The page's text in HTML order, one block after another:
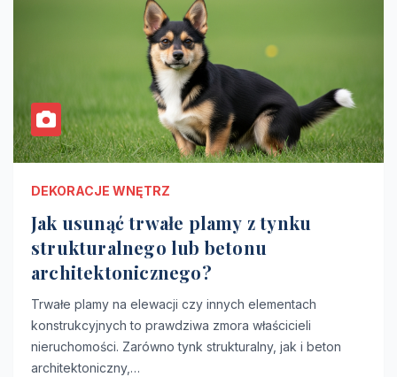
DEKORACJE WNĘTRZ
Jak usunąć trwałe plamy z tynku
strukturalnego lub betonu
architektonicznego?
Trwałe plamy na elewacji czy innych elementach
konstrukcyjnych to prawdziwa zmora właścicieli
nieruchomości. Zarówno tynk strukturalny, jak i beton
architektoniczny,…